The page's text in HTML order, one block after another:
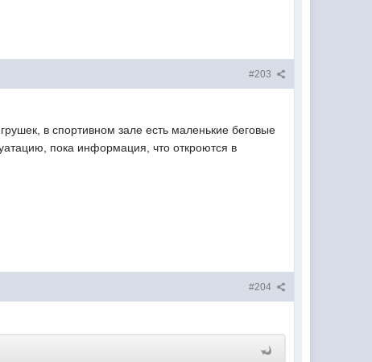
#203
в спортивном зале есть маленькие беговые
пока информация, что откроются в
#204